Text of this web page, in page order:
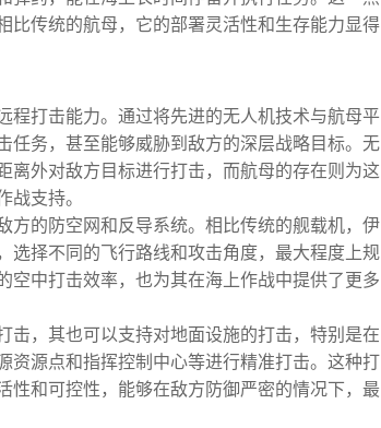
比传统的航母，它的部署灵活性和生存能力显得
程打击能力。通过将先进的无人机技术与航母平
任务，甚至能够威胁到敌方的深层战略目标。无
离外对敌方目标进行打击，而航母的存在则为这
支持。
方的防空网和反导系统。相比传统的舰载机，伊
选择不同的飞行路线和攻击角度，最大程度上规
空中打击效率，也为其在海上作战中提供了更多
击，其也可以支持对地面设施的打击，特别是在
资源点和指挥控制中心等进行精准打击。这种打
性和可控性，能够在敌方防御严密的情况下，最